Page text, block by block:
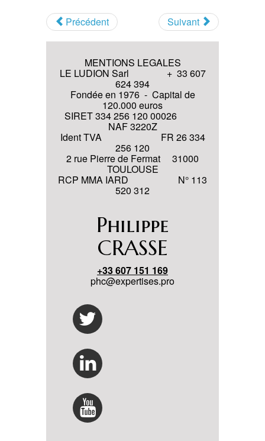
Précédent Suivant
MENTIONS LEGALES
LE LUDION Sarl + 33 607
624 394
Fondée en 1976 - Capital de
120.000 euros
SIRET 334 256 120 00026
NAF 3220Z
Ident TVA FR 26 334
256 120
2 rue Pierre de Fermat 31000
TOULOUSE
RCP MMA IARD N° 113
520 312
Philippe
CRASSE
+33 607 151 169
phc@expertises.pro